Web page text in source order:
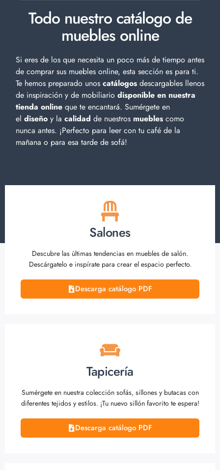
Todo nuestro catálogo de
muebles online
Si eres de los que necesita un poco más de tiempo antes
de comprar sus muebles online, esta sección es para ti.
Te hemos preparado unos catálogos descargables llenos
de inspiración y de mobiliario disponible en nuestra
tienda online que te encantará. Sumérgete en
el diseño y la calidad de nuestros muebles como
nunca antes. ¡Perfecto para leer con tu café de la
mañana o para esa tarde de sofá!
Salones
Descubre las últimas tendencias en muebles de salón.
Descárgatelo e inspírate para crear el espacio perfecto.
Descarga catálogo PDF
Tapicería
Sumérgete en nuestra colección sofás, sillones y butacas con
diferentes tejidos y estilos. ¡Tu nuevo sillón favorito te espera!
Descarga catálogo PDF